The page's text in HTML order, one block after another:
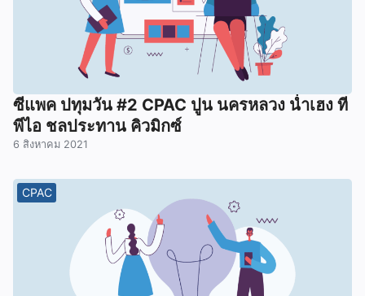
ซีแพค ปทุมวัน #2 CPAC ปูน นครหลวง น่ำเฮง ที
พีไอ ชลประทาน คิวมิกซ์
6 สิงหาคม 2021
CPAC